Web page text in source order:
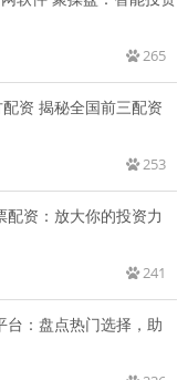
265
资 揭秘全国前三配资
253
资：放大你的投资力
241
台：盘点热门选择，助